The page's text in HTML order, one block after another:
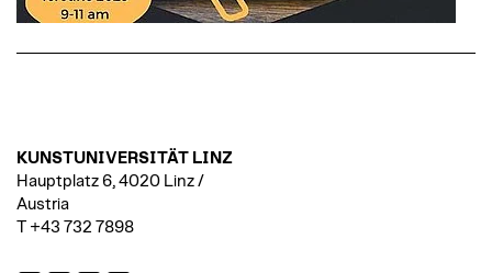
KUNSTUNIVERSITÄT LINZ
Hauptplatz 6, 4020 Linz /
Austria
T +43 732 7898